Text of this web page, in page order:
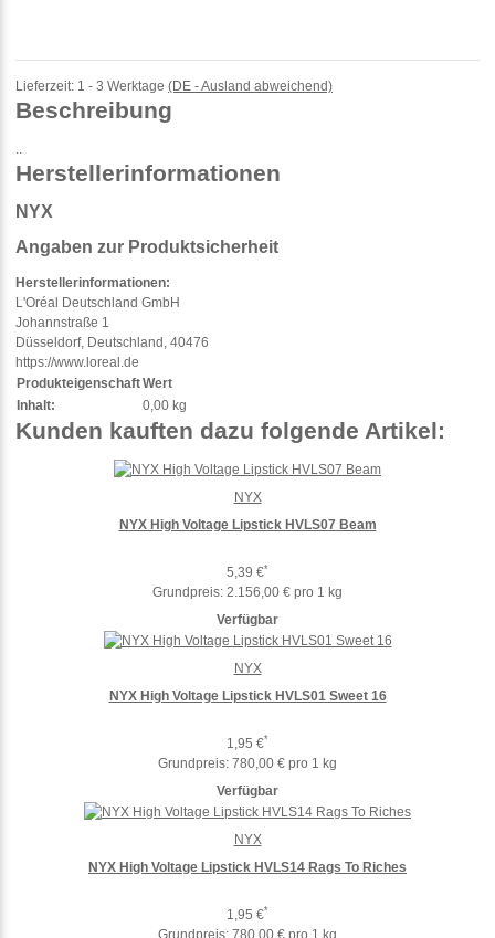
Lieferzeit: 1 - 3 Werktage (DE - Ausland abweichend)
Beschreibung
Herstellerinformationen
NYX
Angaben zur Produktsicherheit
Herstellerinformationen:
L'Oréal Deutschland GmbH
Johannstraße 1
Düsseldorf, Deutschland, 40476
https://www.loreal.de
ProdukteigenschaftWert
Inhalt:
0,00 kg
Kunden kauften dazu folgende Artikel:
NYX High Voltage Lipstick HVLS07 Beam
5,39 €*
Grundpreis: 2.156,00 € pro 1 kg
Verfügbar
NYX
NYX High Voltage Lipstick HVLS01 Sweet 16
1,95 €*
Grundpreis: 780,00 € pro 1 kg
Verfügbar
NYX
NYX High Voltage Lipstick HVLS14 Rags To Riches
1,95 €*
Grundpreis: 780,00 € pro 1 kg
NYX